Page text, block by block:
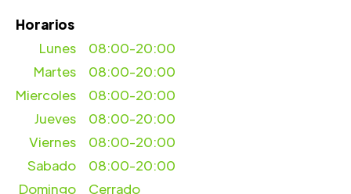
Horarios
08:00-20:00
Martes
Miercoles
Lunes
08:00-20:00
08:00-20:00
Jueves
08:00-20:00
Viernes
08:00-20:00
Sabado
08:00-20:00
Domingo
Cerrado